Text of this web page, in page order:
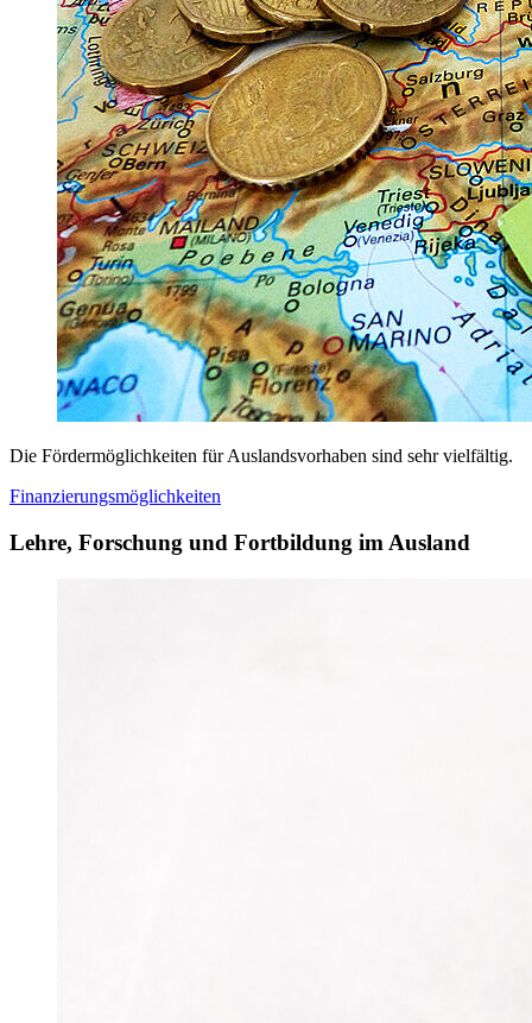
Die Fördermöglichkeiten für Auslandsvorhaben sind sehr vielfältig.
Finanzierungsmöglichkeiten
Lehre, Forschung und Fortbildung im Ausland